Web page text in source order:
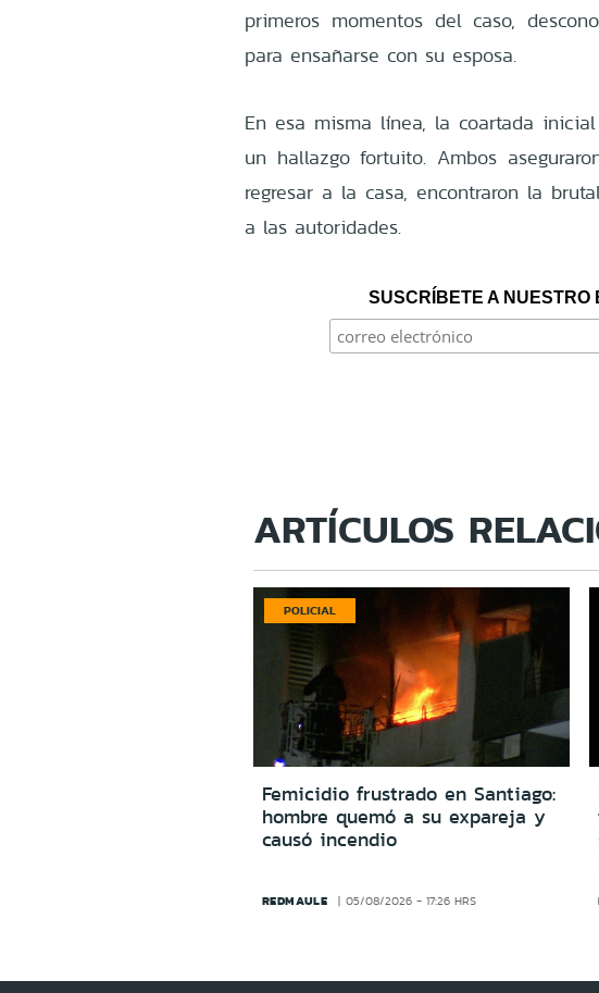
primeros momentos del caso,
para ensañarse con su esposa.
En esa misma línea, la coartada
un hallazgo fortuito. Ambos
regresar a la casa, encontraron la
a las autoridades.
SUSCRÍBETE A NUESTRO
ARTÍCULOS
POLICIAL
Femicidio frustrado en Santiago:
hombre quemó a su expareja y
causó incendio
REDMAULE 05/08/2026 - 17:26 HRS